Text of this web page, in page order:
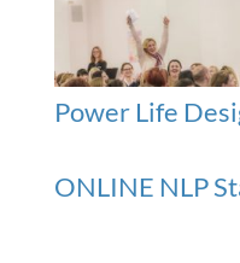
Power Life
ONLINE NLP